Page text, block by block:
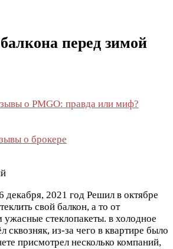
перед зимой
о PMGO: правда или миф?
о брокере
декабря, 2021 год Решил в октябре
свой балкон, а то от
ужасные стеклопакеты. в холодное
сквозняк, из-за чего в квартире было
присмотрел несколько компаний,